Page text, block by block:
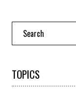
Search
TOPICS